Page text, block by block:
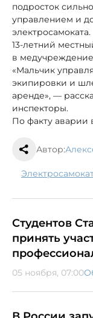
подросток
управлением и
электросамоката.
13-летний
в
«Мальчик
экипировки и
аренде», —
инспекторы.
По факту аварии
Автор:
Студентов
принять
05 ноября, 07:00